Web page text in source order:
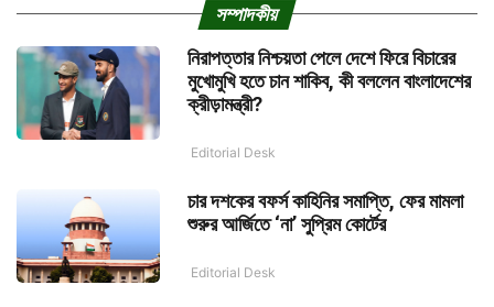
সম্পাদকীয়
নিরাপত্তার নিশ্চয়তা পেলে দেশে ফিরে বিচারের
মুখোমুখি হতে চান শাকিব, কী বললেন বাংলাদেশের
ক্রীড়ামন্ত্রী?
Editorial Desk
চার দশকের বফর্স কাহিনির সমাপ্তি, ফের মামলা
শুরুর আর্জিতে ‘না’ সুপ্রিম কোর্টের
Editorial Desk